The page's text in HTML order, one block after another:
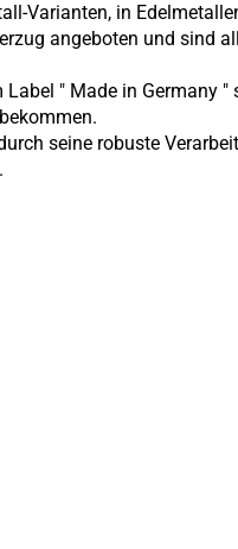
Varianten, in
angeboten und sind
" Made in Germany "
seine robuste